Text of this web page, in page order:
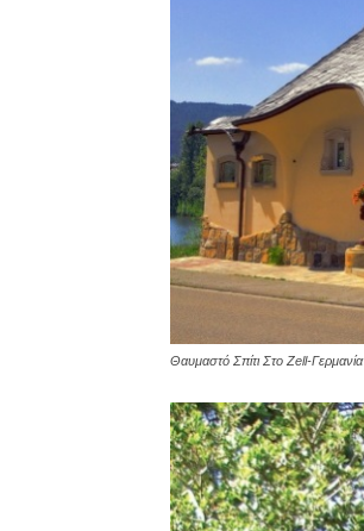
Θαυμαστό Σπίτι Στο Zell-Γερμανία